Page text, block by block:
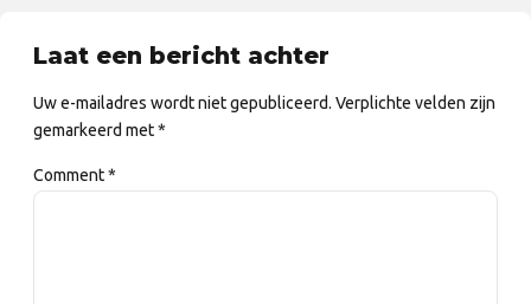
Laat een bericht achter
Uw e-mailadres wordt niet gepubliceerd. Verplichte velden zijn
gemarkeerd met *
Comment*